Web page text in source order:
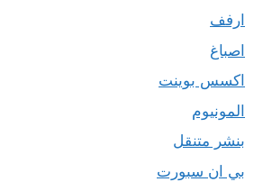
ارفف
اصباغ
اكسس بوينت
المونيوم
بنشر متنقل
بي ان سبورت